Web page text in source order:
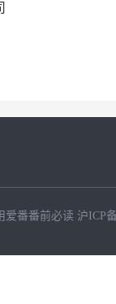
爱番番前必读 沪ICP